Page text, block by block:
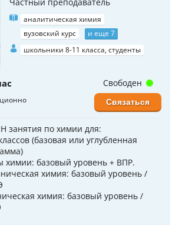
аналитическая химия
вузовский курс
и еще 7
школьники 8-11 класса, студенты
занятия по химии для:
(базовая или углубленная
базовый уровень + ВПР.
химия: базовый уровень /
химия: базовый уровень /
Свободен
Связаться